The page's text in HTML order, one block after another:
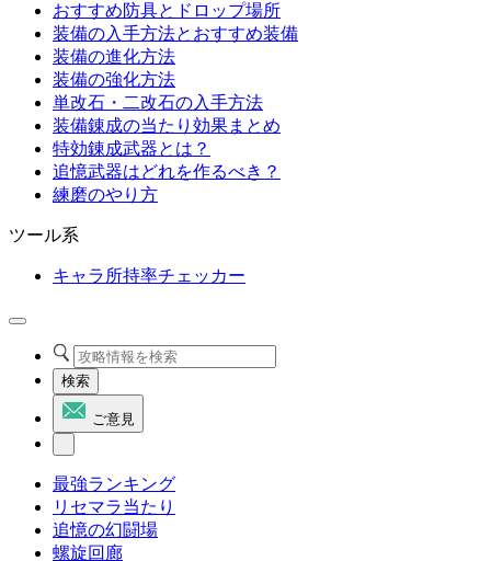
おすすめ防具とドロップ場所
装備の入手方法とおすすめ装備
装備の進化方法
装備の強化方法
単改石・二改石の入手方法
装備錬成の当たり効果まとめ
特効錬成武器とは？
追憶武器はどれを作るべき？
練磨のやり方
ツール系
キャラ所持率チェッカー
検索
ご意見
最強ランキング
リセマラ当たり
追憶の幻闘場
螺旋回廊